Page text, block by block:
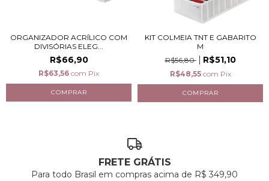
ORGANIZADOR ACRÍLICO COM
DIVISÓRIAS ELEG...
R$66,90
R$63,56 com Pix
KIT COLMEIA TNT E GABARITO
M
R$56,80
R$51,10
R$48,55 com Pix
FRETE GRÁTIS
Para todo Brasil em compras acima de R$ 349,90